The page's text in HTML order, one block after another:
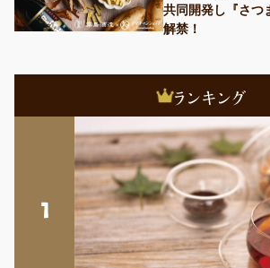
共同開発し『さつ
解禁！